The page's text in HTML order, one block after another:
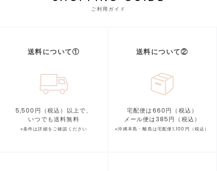
ご利用ガイド
送料について①
5,500円（税込）以上で、
いつでも送料無料
※条件は詳細をご確認ください
送料について②
宅配便は660円（税込）
メール便は385円（税込）
※沖縄本島・離島は宅配便1,100円（税込）